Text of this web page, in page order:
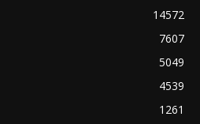
14572
7607
5049
4539
1261